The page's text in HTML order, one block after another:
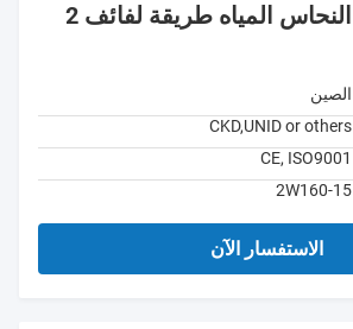
الملف اللولبي النحاس المياه طريقة لفائف 2
الصين
CKD,UNID or others
CE, ISO9001
2W160-15
الاستفسار الآن